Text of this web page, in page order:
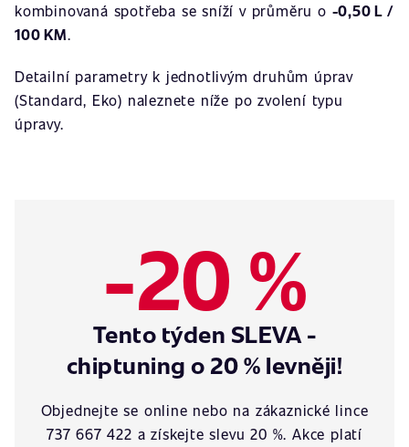
kombinovaná spotřeba se sníží v průměru o -0,50 L /
100 KM.
Detailní parametry k jednotlivým druhům úprav
(Standard, Eko) naleznete níže po zvolení typu
úpravy.
-20 %
Tento týden SLEVA -
chiptuning o 20 % levněji!
Objednejte se online nebo na zákaznické lince
737 667 422 a získejte slevu 20 %. Akce platí